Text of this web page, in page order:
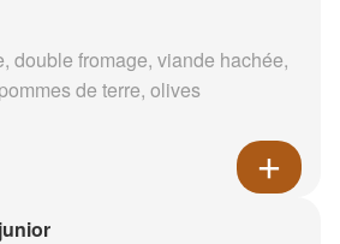
double fromage, viande hachée,
de terre, olives